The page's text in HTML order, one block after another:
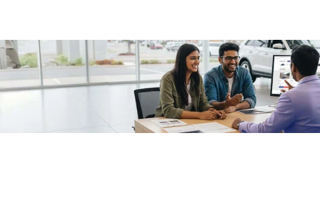
/fragments/plp-details